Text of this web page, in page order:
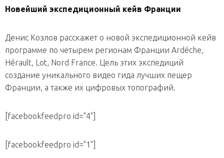
Новейший экспедиционный кейв Франции
Денис Козлов расскажет о новой экспедиционной кейв
программе по четырем регионам Франции Ardéche,
Hérault, Lot, Nord France. Цель этих экспедиций
создание уникального видео гида лучших пещер
Франции, а также их цифровых топографий.
[facebookfeedpro id="4"]
[facebookfeedpro id="1"]